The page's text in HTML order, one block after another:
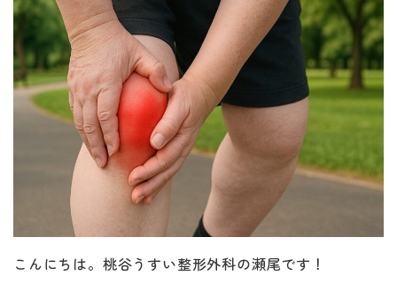
こんにちは。桃谷うすい整形外科の瀬尾です！